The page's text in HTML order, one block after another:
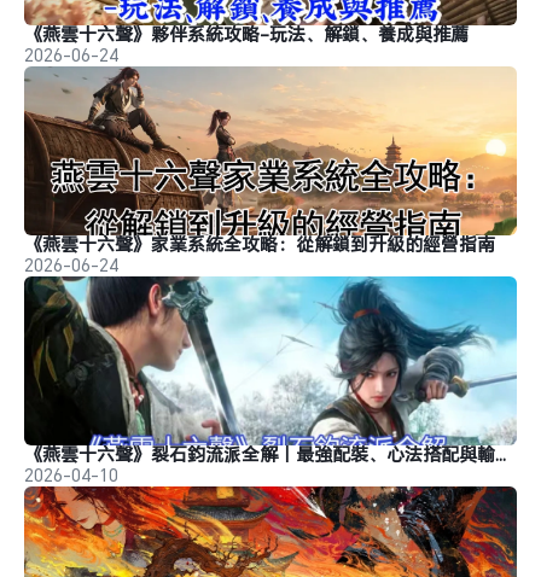
《燕雲十六聲》夥伴系統攻略-玩法、解鎖、養成與推薦
2026-06-24
《燕雲十六聲》家業系統全攻略：從解鎖到升級的經營指南
2026-06-24
《燕雲十六聲》裂石鈞流派全解｜最強配裝、心法搭配與輸出手法
2026-04-10